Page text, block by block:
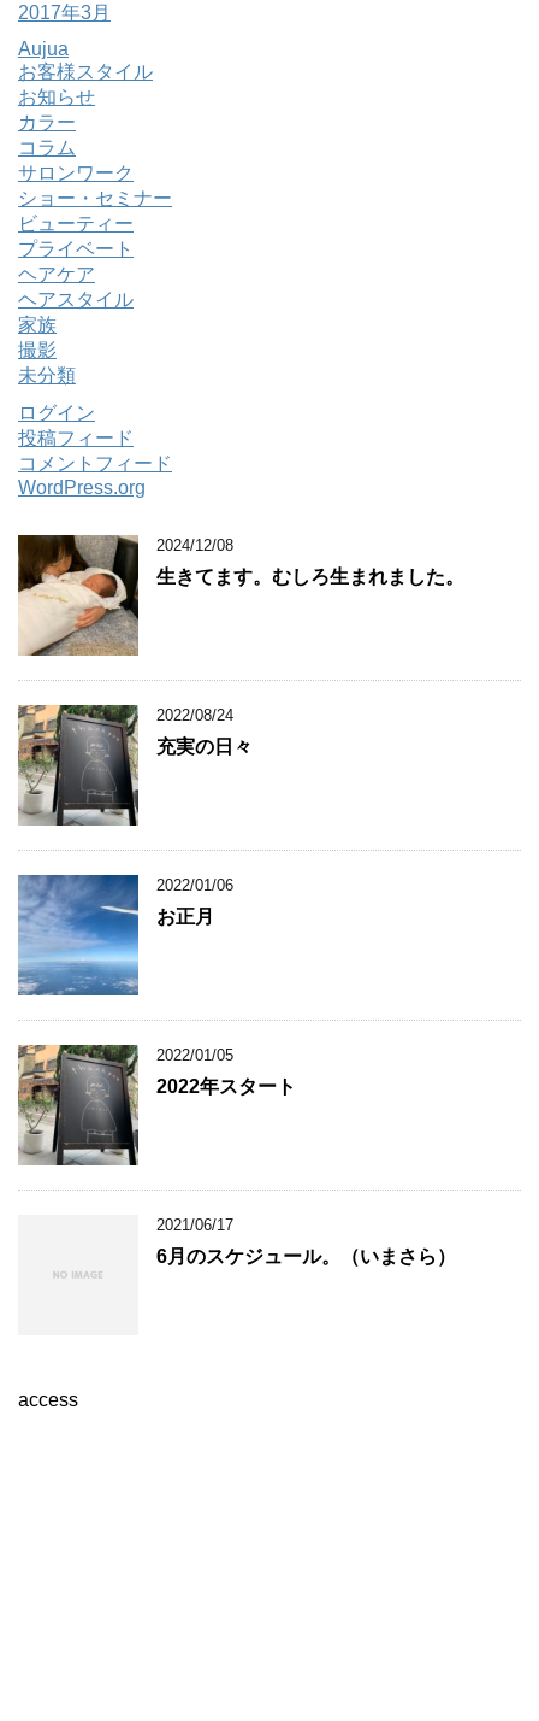
2017年3月
Aujua
お客様スタイル
お知らせ
カラー
コラム
サロンワーク
ショー・セミナー
ビューティー
プライベート
ヘアケア
ヘアスタイル
家族
撮影
未分類
ログイン
投稿フィード
コメントフィード
WordPress.org
2024/12/08
生きてます。むしろ生まれました。
2022/08/24
充実の日々
2022/01/06
お正月
2022/01/05
2022年スタート
2021/06/17
6月のスケジュール。（いまさら）
access